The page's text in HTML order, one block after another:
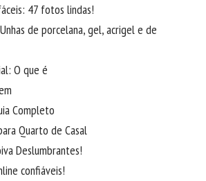
47 fotos lindas!
de porcelana, gel, acrigel e de
O que é
Completo
Quarto de Casal
Deslumbrantes!
confiáveis!